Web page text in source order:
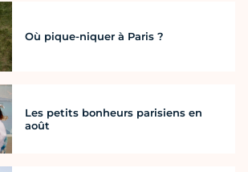
Où pique-niquer à Paris ?
Les petits bonheurs parisiens en
août